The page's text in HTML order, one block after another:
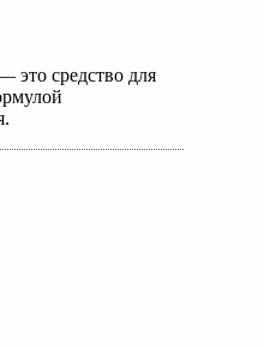
это средство для